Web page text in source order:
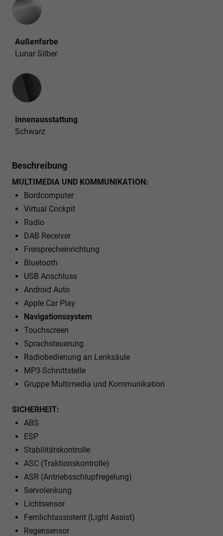
Außenfarbe
Lunar Silber
Innenausstattung
Innenausstattung
Schwarz
Beschreibung
MULTIMEDIA UND KOMMUNIKATION:
Bordcomputer
Virtual Cockpit
Radio
DAB Receiver
Freisprecheinrichtung
Bluetooth
USB Anschluss
Android Auto
Apple Car Play
Navigationssystem
Touchscreen
Sprachsteuerung
Radiobedienung an Lenksäule
MP3-Schnittstelle
Gruppe Multimedia und Kommunikation
SICHERHEIT:
ABS
ESP
Stabilitätskontrolle
ASC (Traktionskontrolle)
ASR (Antriebsschlupfregelung)
Servolenkung
Lichtsensor
Fernlichtassistent (Light Assist)
Regensensor